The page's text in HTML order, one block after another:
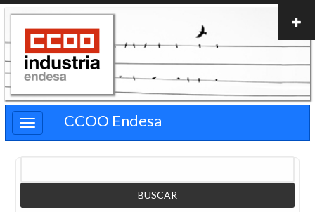
Pasar
contenido
principal
CCOO Endesa